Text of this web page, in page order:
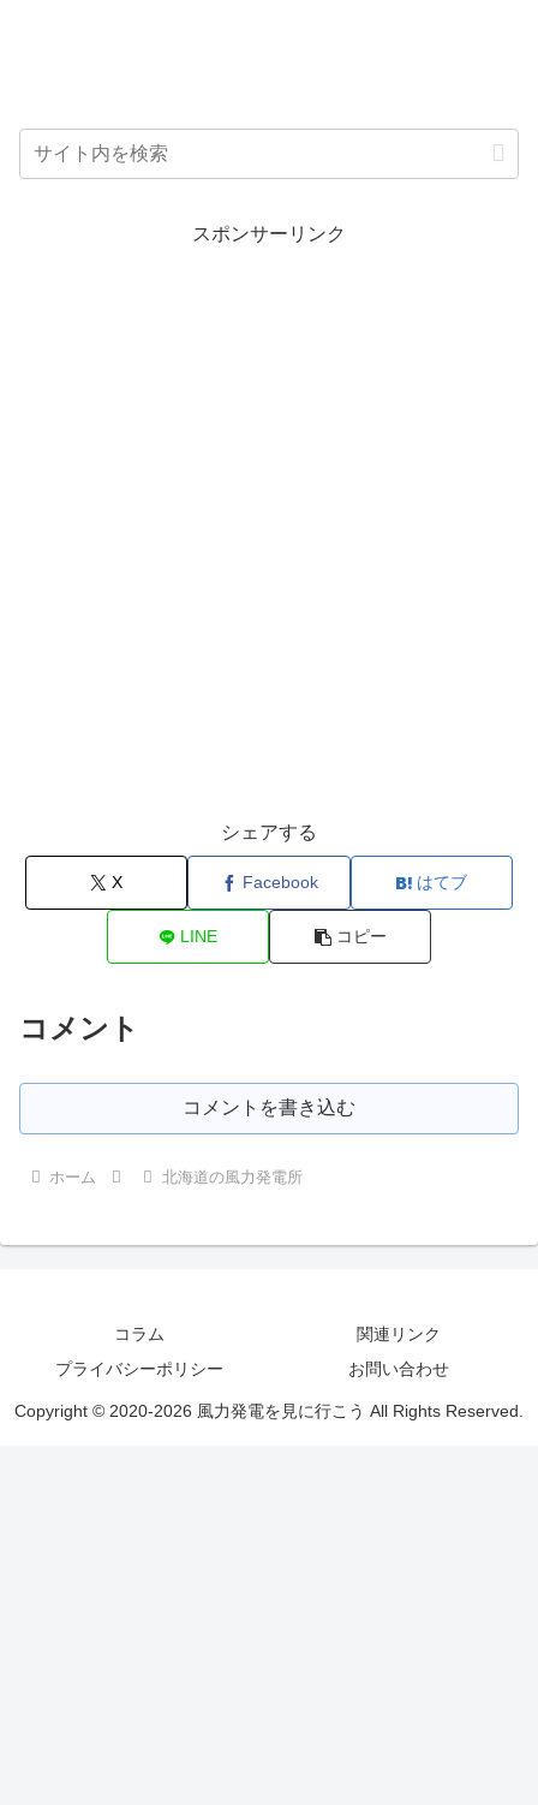
スポンサーリンク
シェアする
X Facebook はてブ
LINE コピー
コメント
コメントを書き込む
ホーム 北海道の風力発電所
コラム
関連リンク
プライバシーポリシー
お問い合わせ
Copyright © 2020-2026 風力発電を見に行こう All Rights Reserved.